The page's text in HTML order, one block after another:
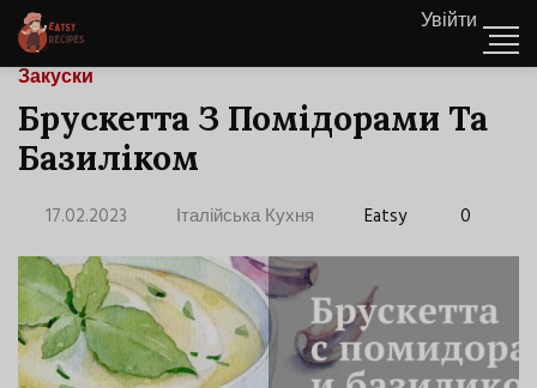
Увійти
Закуски
Брускетта З Помідорами Та
Базиліком
17.02.2023 Італійська Кухня Eatsy 0